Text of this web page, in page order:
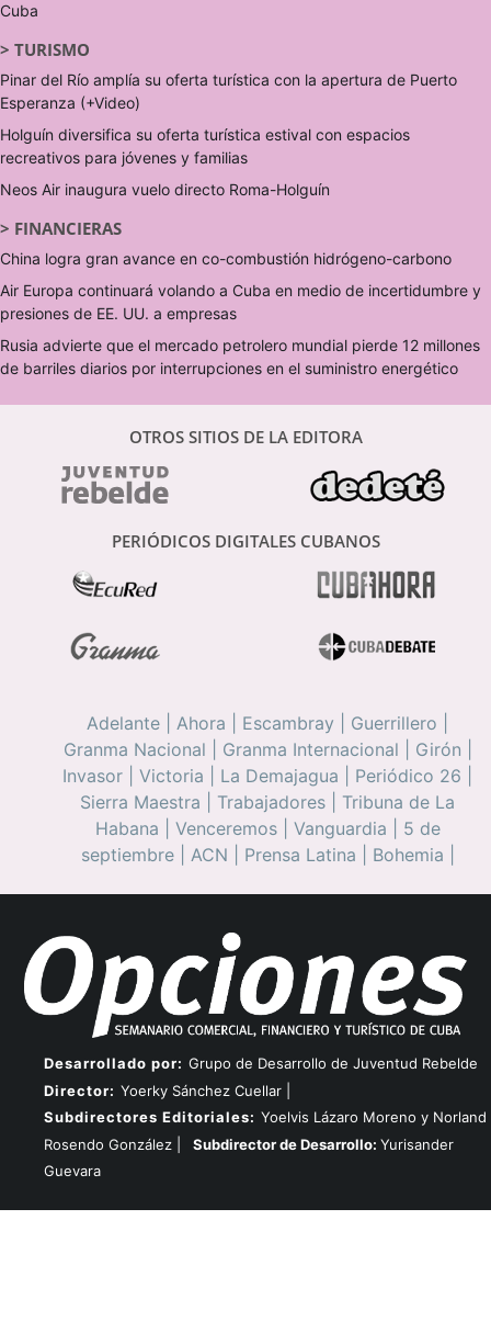
Cuba
> TURISMO
Pinar del Río amplía su oferta turística con la apertura de Puerto
Esperanza (+Video)
Holguín diversifica su oferta turística estival con espacios
recreativos para jóvenes y familias
Neos Air inaugura vuelo directo Roma-Holguín
> FINANCIERAS
China logra gran avance en co-combustión hidrógeno-carbono
Air Europa continuará volando a Cuba en medio de incertidumbre y
presiones de EE. UU. a empresas
Rusia advierte que el mercado petrolero mundial pierde 12 millones
de barriles diarios por interrupciones en el suministro energético
OTROS SITIOS DE LA EDITORA
PERIÓDICOS DIGITALES CUBANOS
Adelante Ahora Escambray Guerrillero
Granma Nacional
Granma Internacional Girón
Invasor
Victoria La Demajagua Periódico 26
Sierra Maestra
Trabajadores
Tribuna de La
Habana
Venceremos| Vanguardia
5 de
septiembre| ACN Prensa Latina Bohemia
Desarrollado por: Grupo de Desarrollo de Juventud Rebelde
Director: Yoerky Sánchez Cuellar |
Subdirectores Editoriales: Yoelvis Lázaro Moreno y Norland
Rosendo González |
Subdirector de Desarrollo: Yurisander
Guevara